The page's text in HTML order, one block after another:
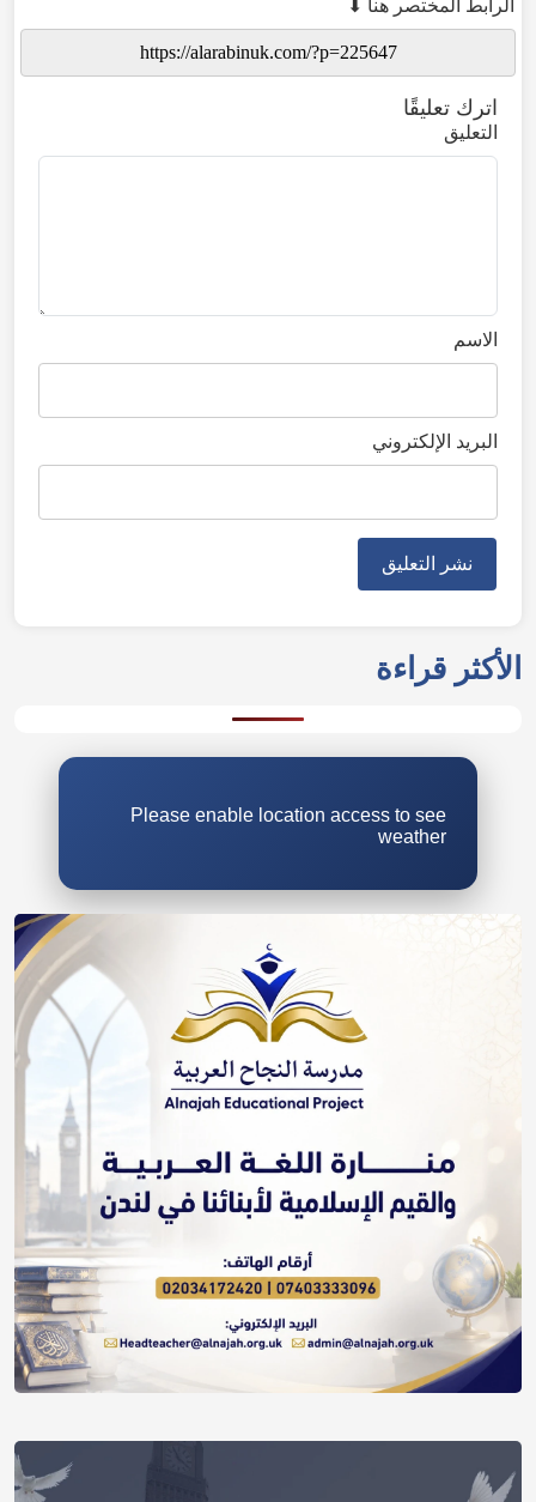
الرابط المختصر هنا ⬇
اترك تعليقًا
التعليق
الاسم
البريد الإلكتروني